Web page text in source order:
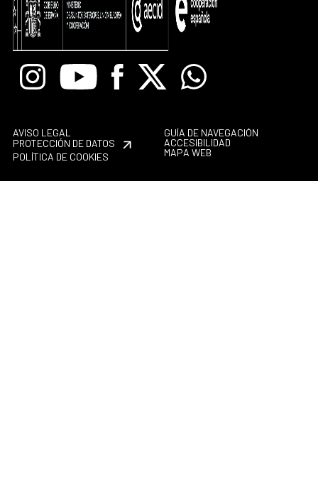
InstagramYoutube Facebook
X Whatsapp
AVISO LEGAL
PROTECCIÓN DE DATOS
POLÍTICA DE COOKIES
GUÍA DE NAVEGACIÓN
ACCESIBILIDAD
MAPA WEB